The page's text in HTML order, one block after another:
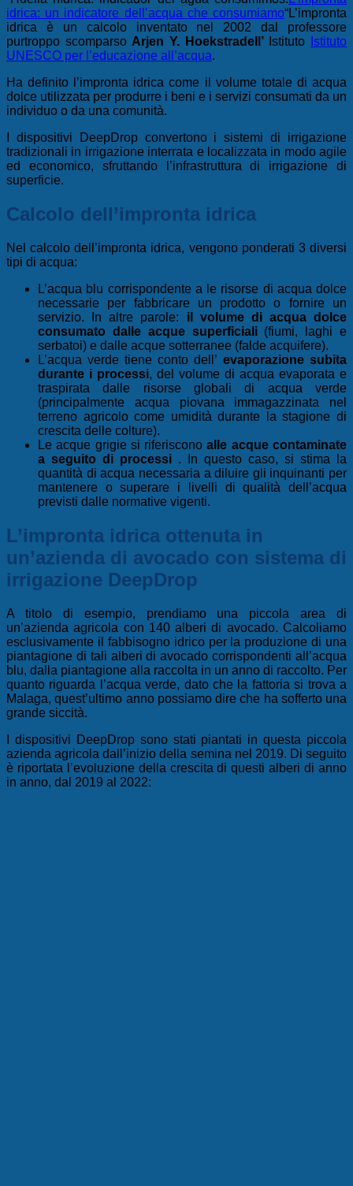
idrica: un indicatore dell’acqua che consumiamo“L’impronta
idrica è un calcolo inventato nel 2002 dal professore
purtroppo scomparso Arjen Y. Hoekstradell’Istituto
Istituto
UNESCO per l’educazione all’acqua.
Ha definito l’impronta idrica come il volume totale di acqua
dolce utilizzata per produrre i beni e i servizi consumati da un
individuo o da una comunità.
I dispositivi DeepDrop convertono i sistemi di irrigazione
tradizionali in irrigazione interrata e localizzata in modo agile
ed economico, sfruttando l’infrastruttura di irrigazione di
superficie.
Calcolo dell’impronta idrica
Nel calcolo dell’impronta idrica, vengono ponderati 3 diversi
tipi di acqua:
L’acqua blu corrispondente a le risorse di acqua dolce
necessarie per fabbricare un prodotto o fornire un
servizio. In altre parole: il volume di acqua dolce
consumato dalle acque superficiali(fiumi, laghi e
serbatoi) e dalle acque sotterranee (falde acquifere).
L’acqua verde tiene conto dell’ evaporazione subita
durante i processi, del volume di acqua evaporata e
traspirata dalle risorse globali di acqua verde
(principalmente acqua piovana immagazzinata nel
terreno agricolo come umidità durante la stagione di
crescita delle colture).
Le acque grigie si riferiscono alle acque contaminate
a seguito di processi . In questo caso, si stima la
quantità di acqua necessaria a diluire gli inquinanti per
mantenere o superare i livelli di qualità dell’acqua
previsti dalle normative vigenti.
L’impronta idrica ottenuta in
un’azienda di avocado con sistema di
irrigazione DeepDrop
A titolo di esempio, prendiamo una piccola area di
un’azienda agricola con 140 alberi di avocado. Calcoliamo
esclusivamente il fabbisogno idrico per la produzione di una
piantagione di tali alberi di avocado corrispondenti all’acqua
blu, dalla piantagione alla raccolta in un anno di raccolto. Per
quanto riguarda l’acqua verde, dato che la fattoria si trova a
Malaga, quest’ultimo anno possiamo dire che ha sofferto una
grande siccità.
I dispositivi DeepDrop sono stati piantati in questa piccola
azienda agricola dall’inizio della semina nel 2019. Di seguito
è riportata l’evoluzione della crescita di questi alberi di anno
in anno, dal 2019 al 2022: